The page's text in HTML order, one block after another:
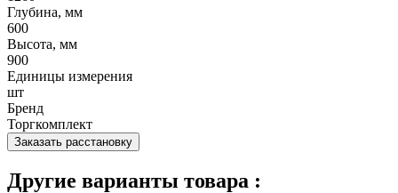
Глубина, мм
600
Высота, мм
900
Единицы измерения
шт
Бренд
Торгкомплект
Заказать расстановку
Другие варианты товара :